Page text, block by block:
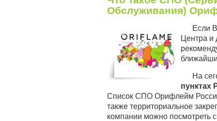
Обслуживания)
Если
Центра и
На
пунктах
Список СПО Орифлейм
также территориальное
компании можно посмотреть